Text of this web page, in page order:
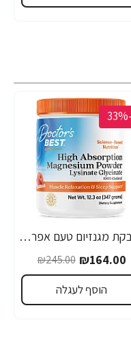
-33%
אבקת מגנזיום טעם אפרסק מתוק 347 גרם - מבית Doctor's best
₪164.00
₪245.00
הוסף לעגלה